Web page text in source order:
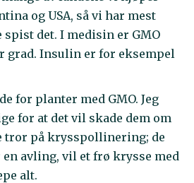
og USA, så vi har mest
det. I medisin er GMO
grad. Insulin er for eksempel
for planter med GMO. Jeg
for at det vil skade dem om
tror på krysspollinering; de
avling, vil et frø krysse med
alt.